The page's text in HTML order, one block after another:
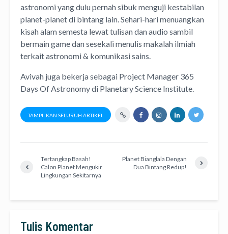
astronomiyang dulu pernah sibuk menguji kestabilan
planet-planet di bintang lain. Sehari-hari menuangkan
kisah alam semesta lewattulisandanaudio sambil
bermain game dan sesekali menulis makalah ilmiah
terkait astronomi & komunikasi sains.
Avivah juga bekerja sebagai Project Manager 365
Days Of Astronomydi Planetary Science Institute
TAMPILKAN SELURUH ARTIKEL
Tertangkap Basah!
Calon Planet Mengukir
Lingkungan Sekitarnya
Planet Bianglala Dengan
Dua Bintang Redup!
Tulis Komentar